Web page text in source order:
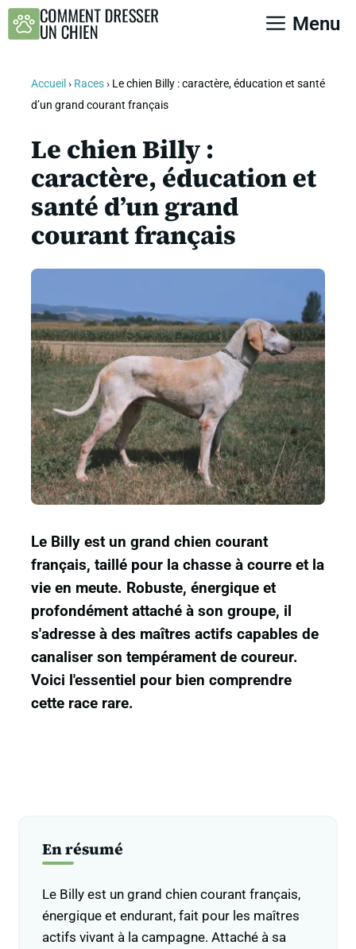
Aller
Menu
Accueil › Races› Le chien Billy : caractère, éducation et santé
d’un grand courant français
Le chien Billy :
caractère, éducation et
santé d’un grand
courant français
Le Billy est un grand chien courant
français, taillé pour la chasse à courre et la
vie en meute. Robuste, énergique et
profondément attaché à son groupe, il
s'adresse à des maîtres actifs capables de
canaliser son tempérament de coureur.
Voici l'essentiel pour bien comprendre
cette race rare.
En résumé
Le Billy est un grand chien courant français,
énergique et endurant, fait pour les maîtres
actifs vivant à la campagne. Attaché à sa